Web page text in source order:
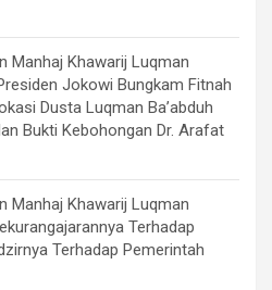
Manhaj Khawarij Luqman
Jokowi Bungkam Fitnah
Dusta Luqman Ba’abduh
Bukti Kebohongan Dr. Arafat
Manhaj Khawarij Luqman
Terhadap
Terhadap Pemerintah